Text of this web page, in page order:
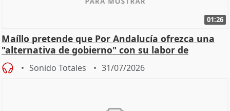
01:26
Maíllo pretende que Por Andalucía ofrezca una
"alternativa de gobierno" con su labor de
oposición
Sonido Totales 31/07/2026